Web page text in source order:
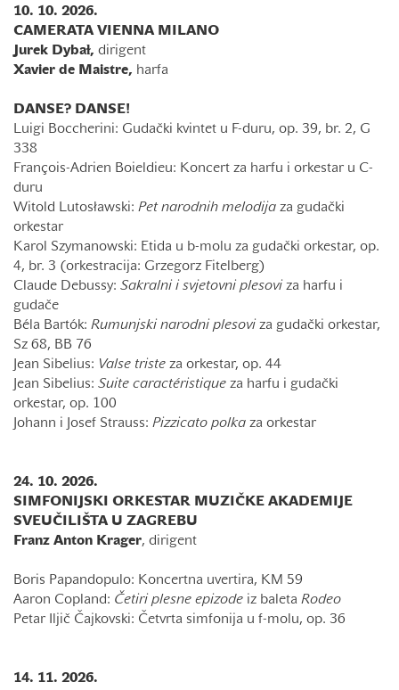
10. 10. 2026.
CAMERATA VIENNA MILANO
Jurek Dybaɫ, dirigent
Xavier de Maistre, harfa
DANSE? DANSE!
Luigi Boccherini: Gudački kvintet u F-duru, op. 39, br. 2, G
338
François-Adrien Boieldieu: Koncert za harfu i orkestar u C-
duru
Witold Lutosławski: Pet narodnih melodija za gudački
orkestar
Karol Szymanowski: Etida u b-molu za gudački orkestar, op.
4, br. 3 (orkestracija: Grzegorz Fitelberg)
Claude Debussy: Sakralni i svjetovni plesovi za harfu i
gudače
Béla Bartók: Rumunjski narodni plesovi za gudački orkestar,
Sz 68, BB 76
Jean Sibelius: Valse triste za orkestar, op. 44
Jean Sibelius: Suite caractéristique za harfu i gudački
orkestar, op. 100
Johann i Josef Strauss: Pizzicato polka za orkestar
24. 10. 2026.
SIMFONIJSKI ORKESTAR MUZIČKE AKADEMIJE
SVEUČILIŠTA U ZAGREBU
Franz Anton Krager, dirigent
Boris Papandopulo: Koncertna uvertira, KM 59
Aaron Copland: Četiri plesne epizode iz baleta Rodeo
Petar Iljič Čajkovski: Četvrta simfonija u f-molu, op. 36
14. 11. 2026.